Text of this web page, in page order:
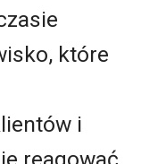
które
i